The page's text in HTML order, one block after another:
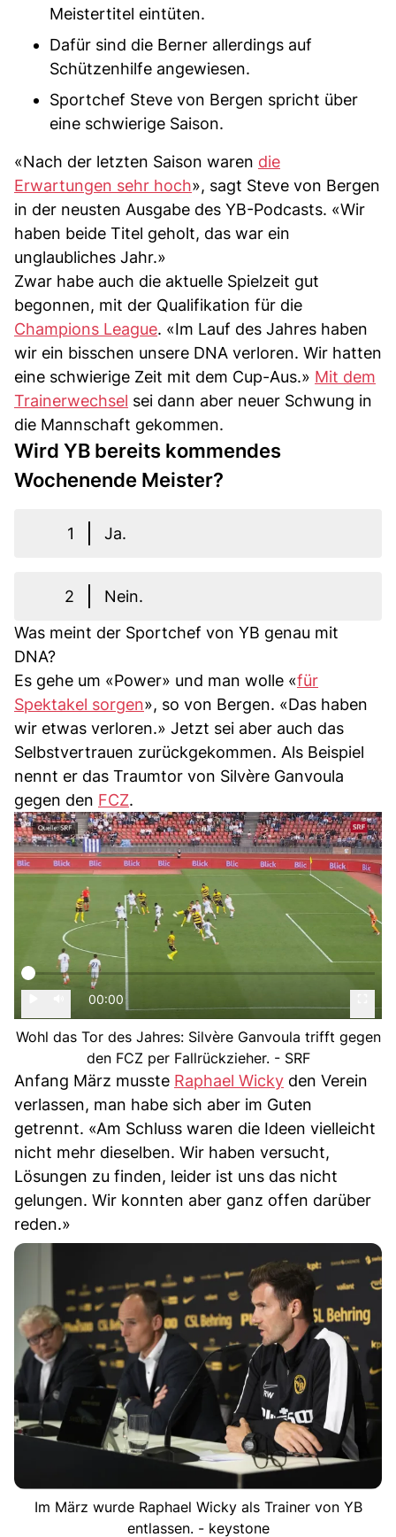
Meistertitel eintüten.
Dafür sind die Berner allerdings auf
Schützenhilfe angewiesen.
Sportchef Steve von Bergen spricht über
eine schwierige Saison.
«Nach der letzten Saison waren die
Erwartungen sehr hoch», sagt Steve von Bergen
in der neusten Ausgabe des YB-Podcasts. «Wir
haben beide Titel geholt, das war ein
unglaubliches Jahr.»
Zwar habe auch die aktuelle Spielzeit gut
begonnen, mit der Qualifikation für die
Champions League. «Im Lauf des Jahres haben
wir ein bisschen unsere DNA verloren. Wir hatten
eine schwierige Zeit mit dem Cup-Aus.» Mit dem
Trainerwechsel sei dann aber neuer Schwung in
die Mannschaft gekommen.
Wird YB bereits kommendes
Wochenende Meister?
1 Ja.
2
Nein.
Was meint der Sportchef von YB genau mit
DNA?
Es gehe um «Power» und man wolle «für
Spektakel sorgen», so von Bergen. «Das haben
wir etwas verloren.» Jetzt sei aber auch das
Selbstvertrauen zurückgekommen. Als Beispiel
nennt er das Traumtor von Silvère Ganvoula
gegen den FCZ.
00:00
Wohl das Tor des Jahres: Silvère Ganvoula trifft gegen
den FCZ per Fallrückzieher. - SRF
Anfang März musste Raphael Wicky den Verein
verlassen, man habe sich aber im Guten
getrennt. «Am Schluss waren die Ideen vielleicht
nicht mehr dieselben. Wir haben versucht,
Lösungen zu finden, leider ist uns das nicht
gelungen. Wir konnten aber ganz offen darüber
reden.»
Im März wurde Raphael Wicky als Trainer von YB
entlassen. - keystone